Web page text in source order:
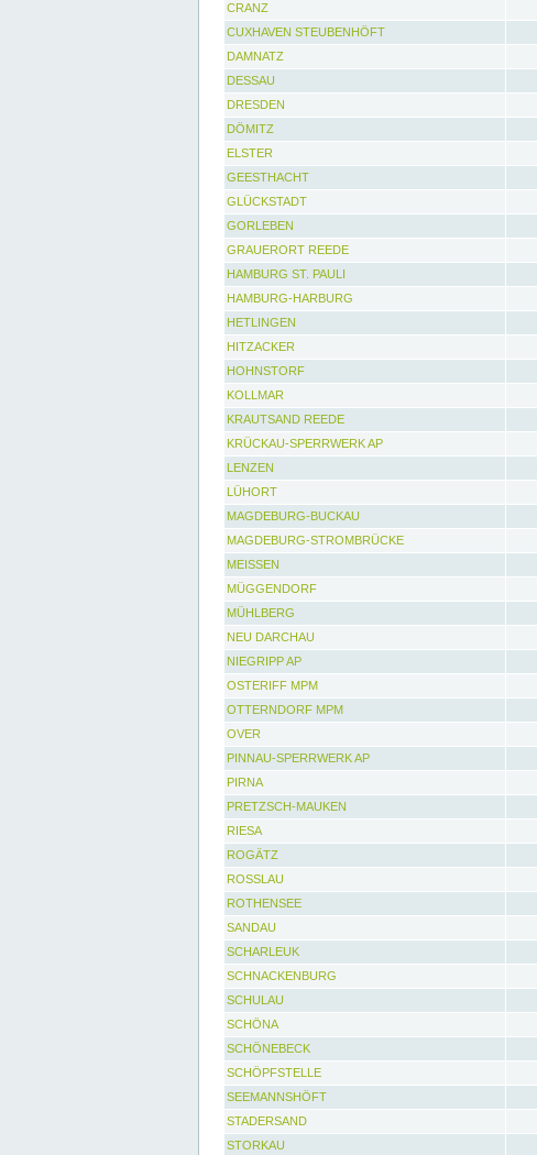
CRANZ
CUXHAVEN STEUBENHÖFT
DAMNATZ
DESSAU
DRESDEN
DÖMITZ
ELSTER
GEESTHACHT
GLÜCKSTADT
GORLEBEN
GRAUERORT REEDE
HAMBURG ST. PAULI
HAMBURG-HARBURG
HETLINGEN
HITZACKER
HOHNSTORF
KOLLMAR
KRAUTSAND REEDE
KRÜCKAU-SPERRWERK AP
LENZEN
LÜHORT
MAGDEBURG-BUCKAU
MAGDEBURG-STROMBRÜCKE
MEISSEN
MÜGGENDORF
MÜHLBERG
NEU DARCHAU
NIEGRIPP AP
OSTERIFF MPM
OTTERNDORF MPM
OVER
PINNAU-SPERRWERK AP
PIRNA
PRETZSCH-MAUKEN
RIESA
ROGÄTZ
ROSSLAU
ROTHENSEE
SANDAU
SCHARLEUK
SCHNACKENBURG
SCHULAU
SCHÖNA
SCHÖNEBECK
SCHÖPFSTELLE
SEEMANNSHÖFT
STADERSAND
STORKAU